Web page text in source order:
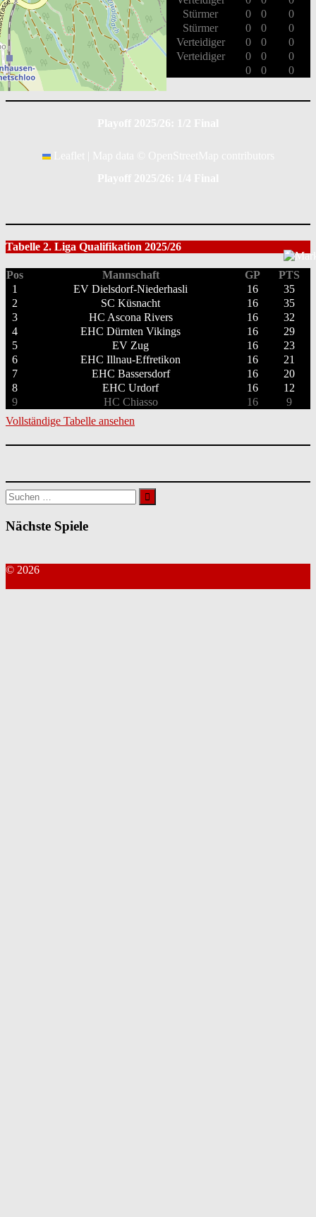
Leaflet
81
Michel Kunz Stürmer 0 0
0
86
Andy Rüegg Stürmer 0 0
0
90
Mario Senn Verteidiger 0 0
0
92
Moreno Voneschen Verteidiger 0 0
0
Gesamt
0 0 0
Tabelle 2. Liga Qualifikation 2025/26
Pos Mannschaft GP
PTS
1
EV Dielsdorf-Niederhasli 16
35
2
SC Küsnacht 16
35
3
HC Ascona Rivers 16
32
4
EHC Dürnten Vikings 16
29
5
EV Zug 16
23
6
EHC Illnau-Effretikon 16
21
7
EHC Bassersdorf 16
20
8
EHC Urdorf 16
12
9
HC Chiasso 16
9
Vollständige Tabelle ansehen
Suchen
nach:
Nächste Spiele
© 2026